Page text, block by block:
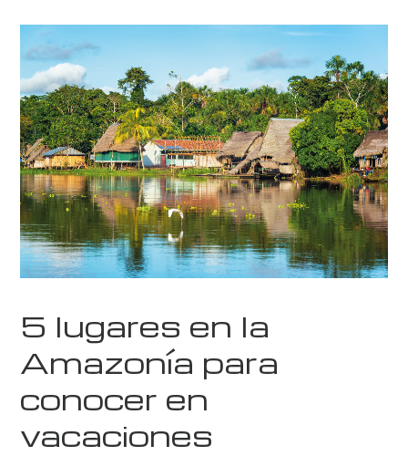
5 lugares en la
Amazonía para
conocer en
vacaciones